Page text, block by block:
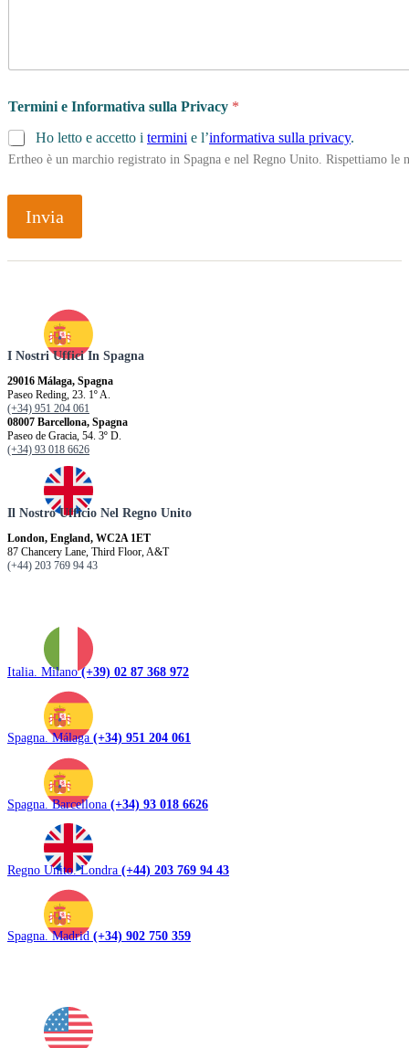
i
t
o
r
/
u
Termini e Informativa sulla Privacy *
Ho letto e accetto i termini e l’informativa sulla privacy.
Ertheo è un marchio registrato in Spagna e nel Regno Unito. Rispettiamo
Invia
I Nostri Uffici In Spagna
29016 Málaga, Spagna
Paseo Reding, 23. 1º A.
(+34) 951 204 061
08007 Barcellona, ​​Spagna
Paseo de Gracia, 54. 3º D.
(+34) 93 018 6626
Il Nostro Ufficio Nel Regno Unito
London, England, WC2A 1ET
87 Chancery Lane, Third Floor, A&T
(+44) 203 769 94 43
Italia. Milano(+39) 02 87 368 972
Spagna. Málaga (+34) 951 204 061
Spagna. Barcellona (+34) 93 018 6626
Regno Unito. Londra (+44) 203 769 94 43
Spagna. Madrid (+34) 902 750 359